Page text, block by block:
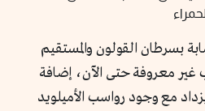
بسرطان القولون والمستقيم
غير معروفة حتى الآن، إضافة
مع وجود رواسب الأميلويد